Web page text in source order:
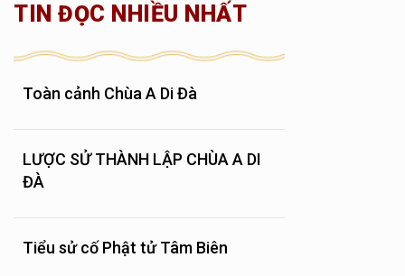
TIN ĐỌC NHIỀU NHẤT
Toàn cảnh Chùa A Di Đà
LƯỢC SỬ THÀNH LẬP CHÙA A DI
ĐÀ
Tiểu sử cố Phật tử Tâm Biên